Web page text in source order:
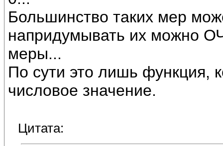
Большинство таких мер
напридумывать их можно
меры...
По сути это лишь функция,
числовое значение.
Цитата: